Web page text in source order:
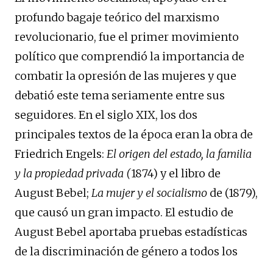
profundo bagaje teórico del marxismo
revolucionario, fue el primer movimiento
político que comprendió la importancia de
combatir la opresión de las mujeres y que
debatió este tema seriamente entre sus
seguidores. En el siglo XIX, los dos
principales textos de la época eran la obra de
Friedrich Engels: El origen del estado, la familia
y la propiedad privada (1874) y el libro de
August Bebel; La mujer y el socialismo de (1879),
que causó un gran impacto. El estudio de
August Bebel aportaba pruebas estadísticas
de la discriminación de género a todos los